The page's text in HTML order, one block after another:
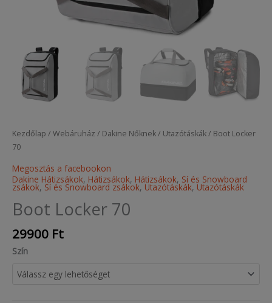
Kezdőlap / Webáruház / Dakine Nőknek/ Utazótáskák/ Boot Locker
70
Megosztás a facebookon
Dakine Hátizsákok, Hátizsákok, Hátizsákok, Sí és Snowboard
zsákok, Sí és Snowboard zsákok, Utazótáskák, Utazótáskák
Boot Locker 70
29900 Ft
Szín